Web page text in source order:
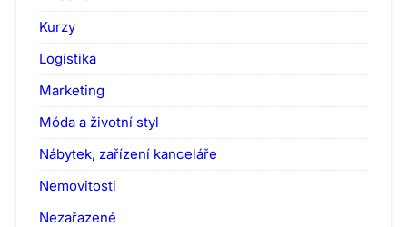
Kurzy
Logistika
Marketing
Móda a životní styl
Nábytek, zařízení kanceláře
Nemovitosti
Nezařazené